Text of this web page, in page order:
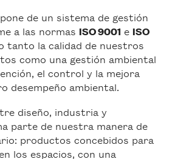
de un sistema de gestión
a las normas ISO 9001 e ISO
tanto la calidad de nuestros
como una gestión ambiental
el control y la mejora
desempeño ambiental.
diseño, industria y
parte de nuestra manera de
productos concebidos para
los espacios, con una